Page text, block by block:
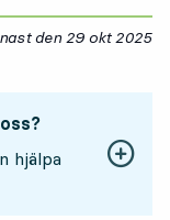
den 29 okt 2025
hjälpa